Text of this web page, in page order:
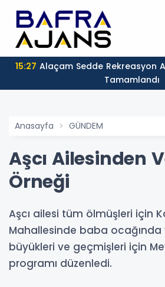
15:27
Tamamlandı
Anasayfa GÜNDEM
Aşcı Ailesinden
Örneği
Aşcı ailesi tüm ölmüşleri için
Mahallesinde baba
büyükleri ve geçmişleri için
programı düzenledi.